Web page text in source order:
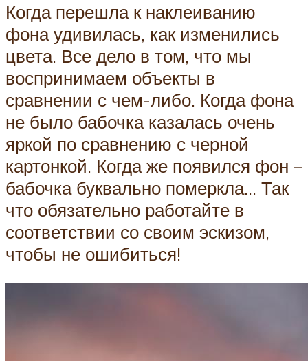
Когда перешла к наклеиванию
фона удивилась, как изменились
цвета. Все дело в том, что мы
воспринимаем объекты в
сравнении с чем-либо. Когда фона
не было бабочка казалась очень
яркой по сравнению с черной
картонкой. Когда же появился фон –
бабочка буквально померкла… Так
что обязательно работайте в
соответствии со своим эскизом,
чтобы не ошибиться!